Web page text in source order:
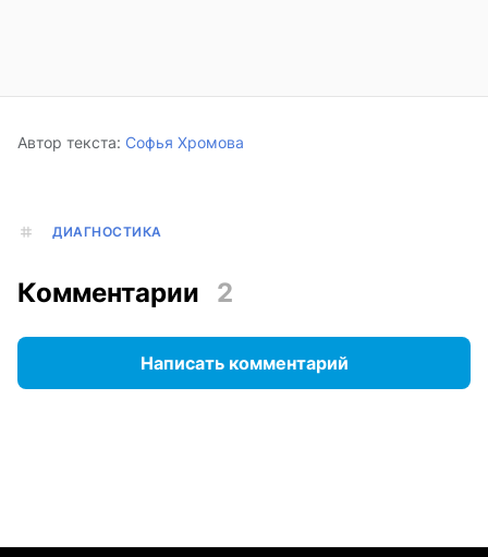
Автор текста: Софья Хромова
ДИАГНОСТИКА
Комментарии 2
Написать комментарий